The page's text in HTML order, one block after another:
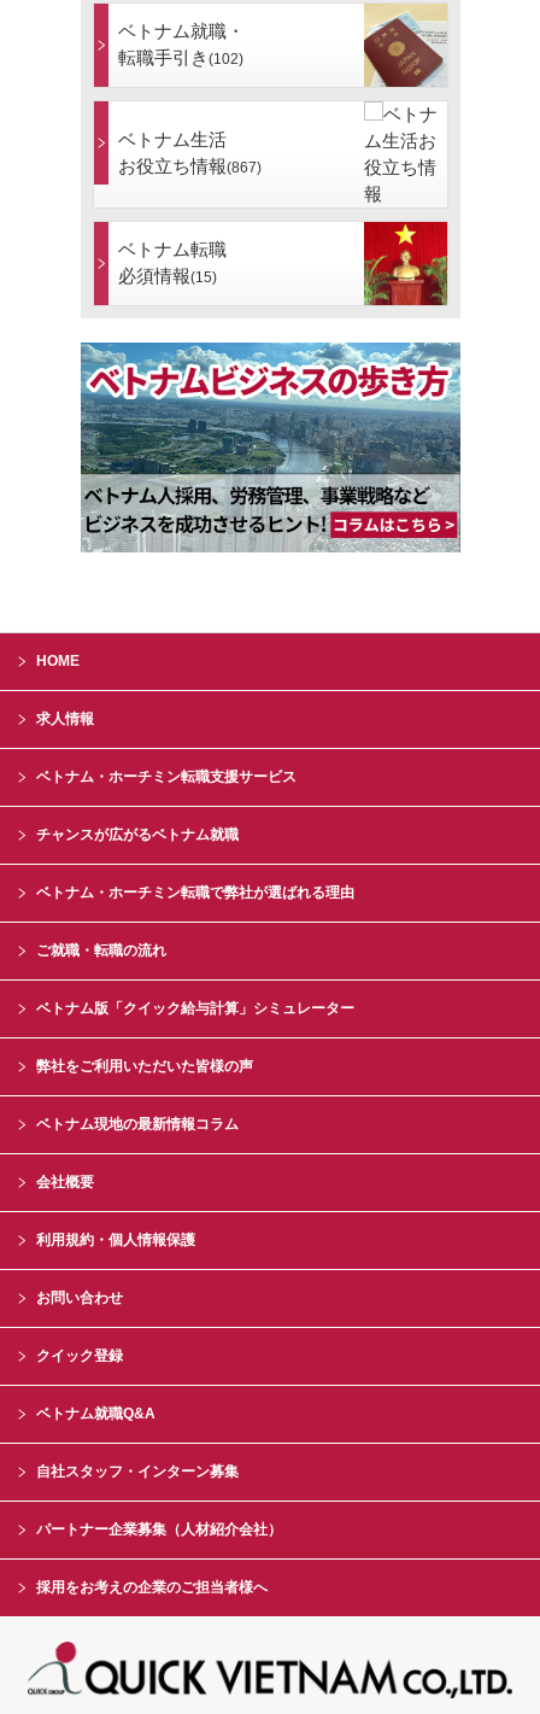
ベトナム就職・
転職手引き (102)
ベトナム生活
お役立ち情報(867)
ベトナム転職
必須情報(15)
HOME
求人情報
ベトナム・ホーチミン転職支援サービス
チャンスが広がるベトナム就職
ベトナム・ホーチミン転職で弊社が選ばれる理由
ご就職・転職の流れ
ベトナム版「クイック給与計算」シミュレーター
弊社をご利用いただいた皆様の声
ベトナム現地の最新情報コラム
会社概要
利用規約・個人情報保護
お問い合わせ
クイック登録
ベトナム就職Q&A
自社スタッフ・インターン募集
パートナー企業募集（人材紹介会社）
採用をお考えの企業のご担当者様へ